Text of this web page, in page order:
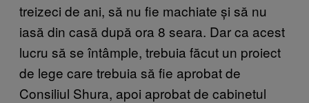
treizeci de ani, să nu fie machiate și să nu
iasă din casă după ora 8 seara. Dar ca acest
lucru să se întâmple, trebuia făcut un proiect
de lege care trebuia să fie aprobat de
Consiliul Shura, apoi aprobat de cabinetul